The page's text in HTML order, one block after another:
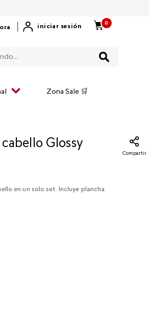
iniciar sesión
0
Zona Sale 🛒
Glossy
Compartir
en un solo set. Incluye plancha